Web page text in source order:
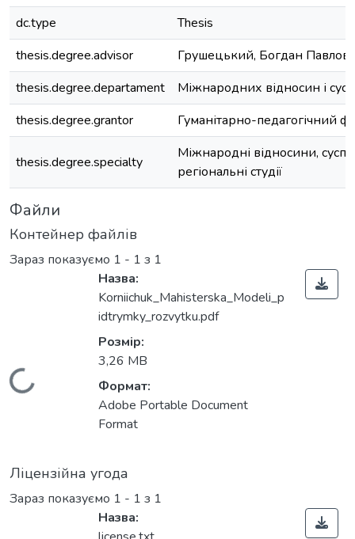
dc.type
Thesis
thesis.degree.advisor
Грушецький, Богдан
thesis.degree.departament
Міжнародних відносин і
thesis.degree.grantor
Гуманітарно-педагогічний
thesis.degree.specialty
Міжнародні відносини,
регіональні студії
Файли
Контейнер файлів
Зараз показуємо 1 - 1 з 1
Вантажиться...
Назва:
Korniichuk_Mahisterska_Modeli_p
idtrymky_rozvytku.pdf
Розмір:
3,26 MB
Формат:
Adobe Portable Document
Format
Ліцензійна угода
Зараз показуємо 1 - 1 з 1
Назва: